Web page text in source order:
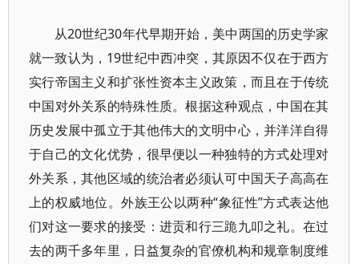
从20世纪30年代早期开始，美中两国的历史学家
就一致认为，19世纪中西冲突，其原因不仅在于西方
实行帝国主义和扩张性资本主义政策，而且在于传统
中国对外关系的特殊性质。根据这种观点，中国在其
历史发展中孤立于其他伟大的文明中心，并洋洋自得
于自己的文化优势，很早便以一种独特的方式处理对
外关系，其他区域的统治者必须认可中国天子高高在
上的权威地位。外族王公以两种“象征性”方式表达他
们对这一要求的接受：进贡和行三跪九叩之礼。在过
去的两千多年里，日益复杂的官僚机构和规章制度维